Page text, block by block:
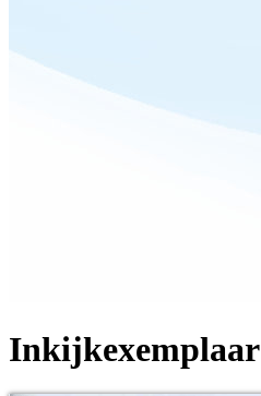
Inkijkexemplaar